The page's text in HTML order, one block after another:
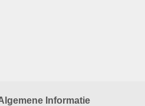
Informatie